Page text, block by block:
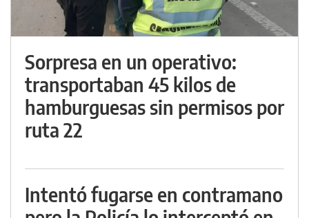
Sorpresa en un operativo:
transportaban 45 kilos de
hamburguesas sin permisos por
ruta 22
Intentó fugarse en contramano